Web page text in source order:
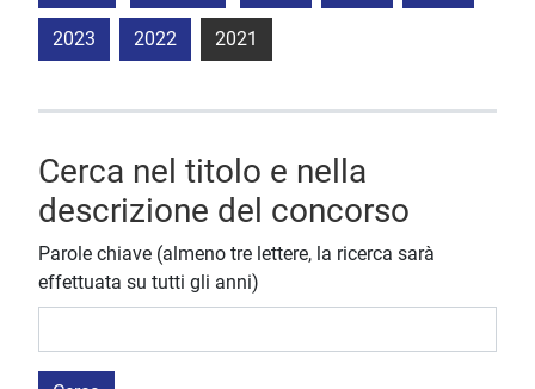
2023 2022 2021
Cerca nel titolo e nella
descrizione del concorso
Parole chiave (almeno tre lettere, la ricerca sarà
effettuata su tutti gli anni)